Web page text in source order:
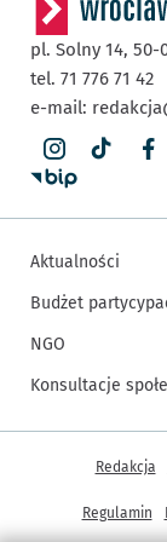
pl. Solny 14, 50-
tel. 71 776 71 42
e-mail:
Aktualności
Budżet
NGO
Konsultacje
Inne
Redakcja
Regulamin